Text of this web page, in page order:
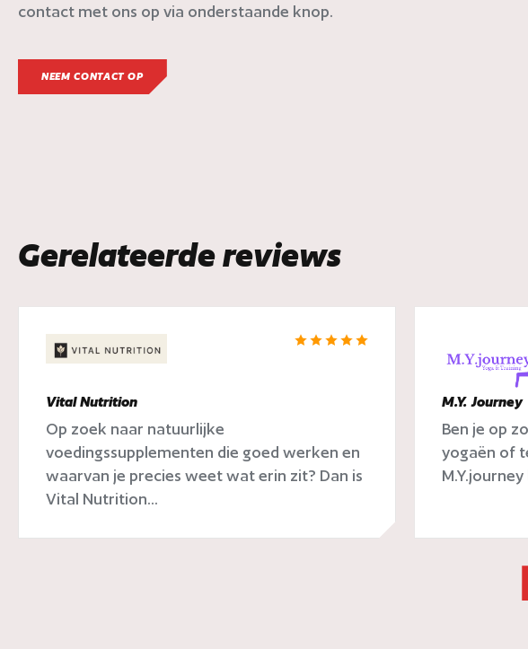
contact met ons op via onderstaande knop.
NEEM CONTACT OP
Gerelateerde reviews
Vital Nutrition
Op zoek naar natuurlijke
voedingssupplementen die goed werken en
waarvan je precies weet wat erin zit? Dan is
Vital Nutrition...
M.Y. Journey
Ben je op
yogaën of
M.Y.journey